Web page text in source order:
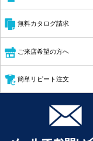
無料カタログ請求
ご来店希望の方へ
簡単リピート注文